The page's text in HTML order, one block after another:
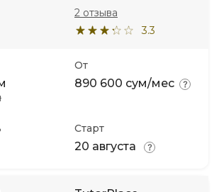
3.3
2 отзыва
От
890 600 сум/мес
Старт
20 августа